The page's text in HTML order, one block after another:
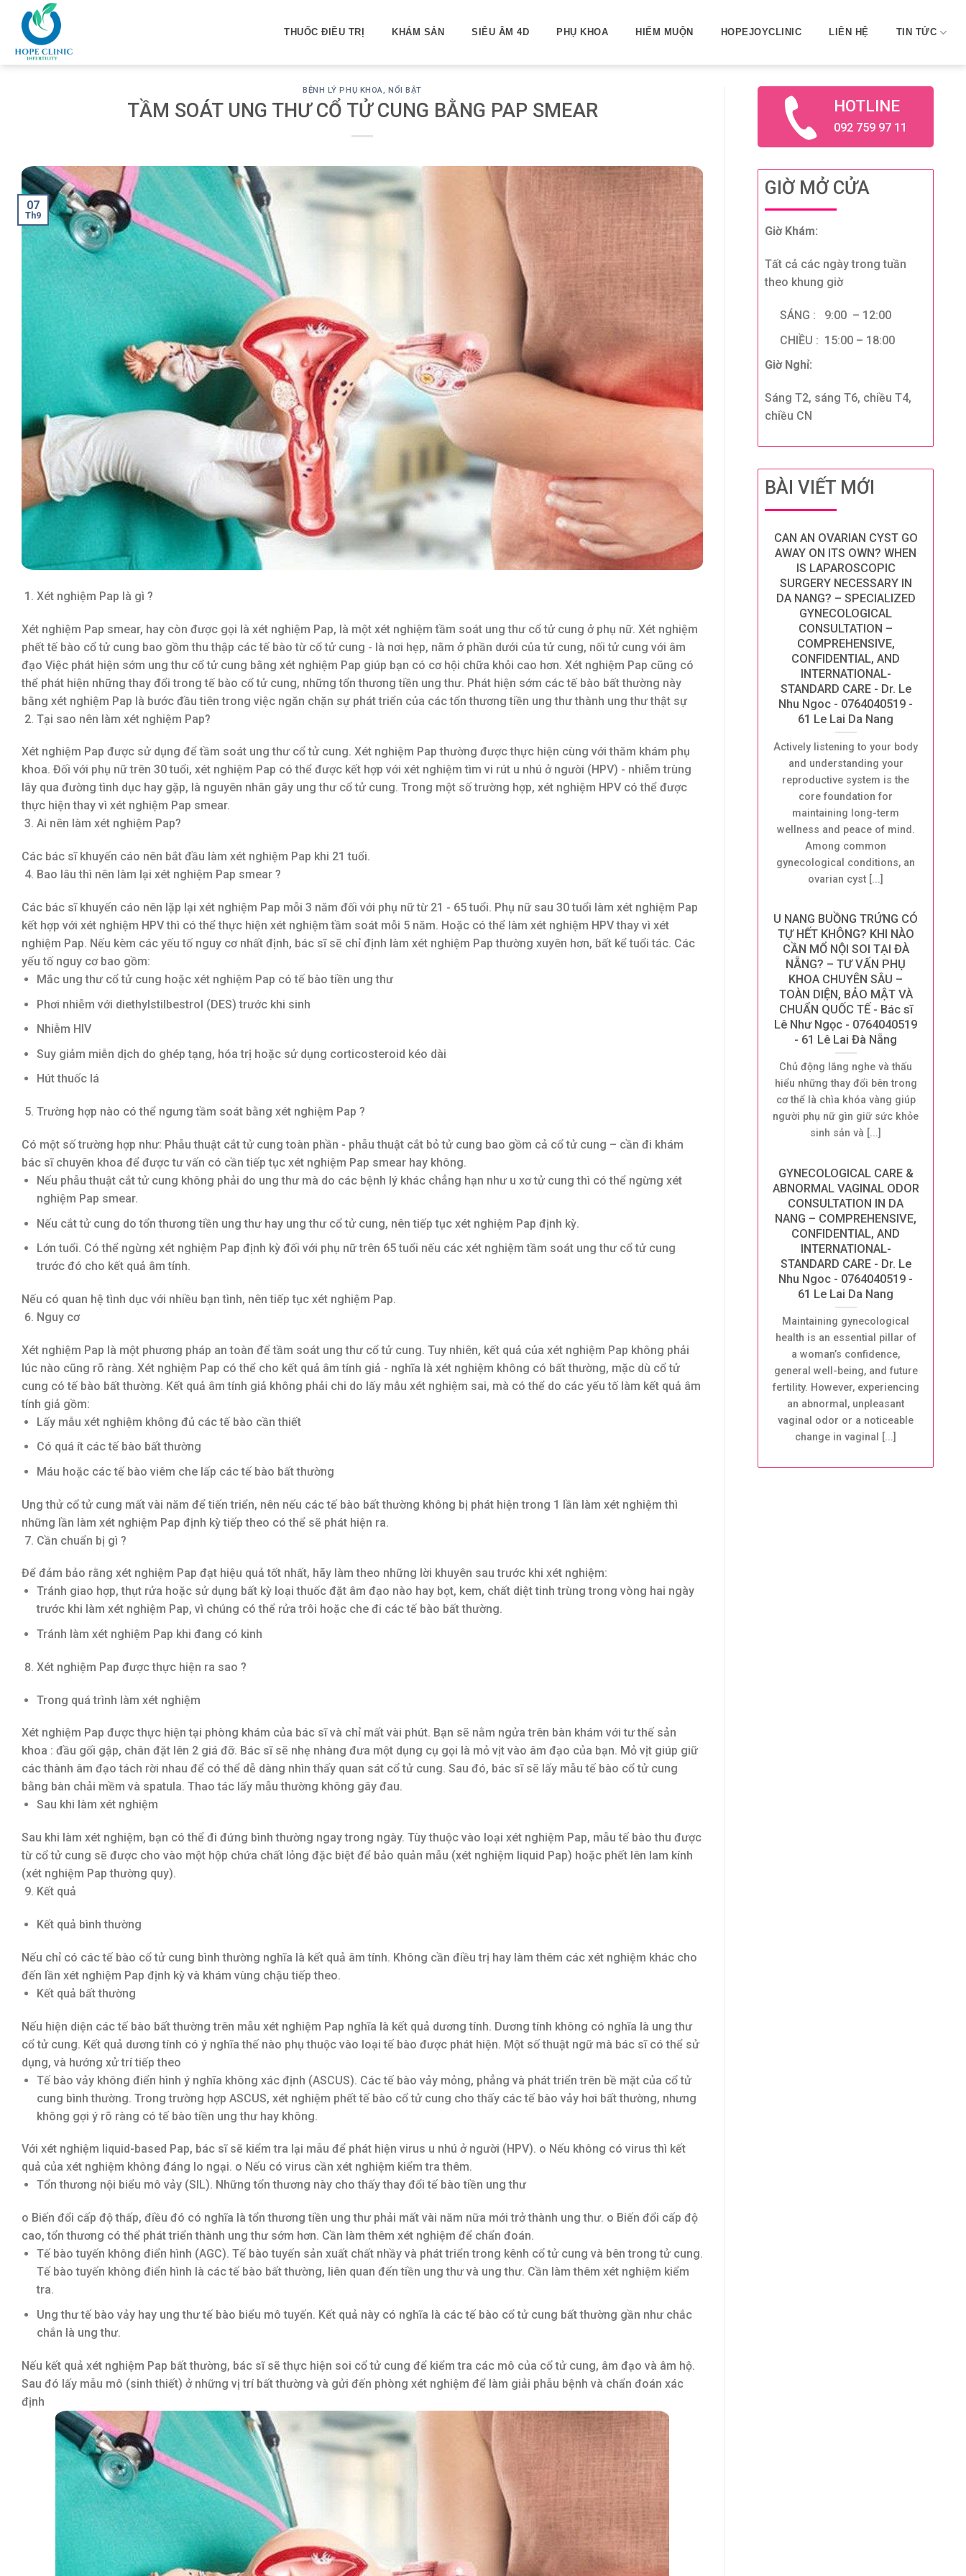
content
THUỐC ĐIỀU TRỊ KHÁM SẢN SIÊU ÂM 4D PHỤ KHOA HIẾM MUỘN HOPEJOYCLINIC LIÊN HỆ TIN TỨC
BỆNH LÝ PHỤ KHOA,NỔI BẬT
TẦM SOÁT UNG THƯ CỔ TỬ CUNG BẰNG PAP SMEAR
07
Th9
Xét nghiệm Pap là gì ?
Xét nghiệm Pap smear, hay còn được gọi là xét nghiệm Pap, là một xét nghiệm tầm soát ung thư cổ tử cung ở phụ nữ. Xét nghiệm
phết tế bào cổ tử cung bao gồm thu thập các tế bào từ cổ tử cung - là nơi hẹp, nằm ở phần dưới của tử cung, nối tử cung với âm
đạo Việc phát hiện sớm ung thư cổ tử cung bằng xét nghiệm Pap giúp bạn có cơ hội chữa khỏi cao hơn. Xét nghiệm Pap cũng có
thể phát hiện những thay đổi trong tế bào cổ tử cung, những tổn thương tiền ung thư. Phát hiện sớm các tế bào bất thường này
bằng xét nghiệm Pap là bước đầu tiên trong việc ngăn chặn sự phát triển của các tổn thương tiền ung thư thành ung thư thật sự
Tại sao nên làm xét nghiệm Pap?
Xét nghiệm Pap được sử dụng để tầm soát ung thư cổ tử cung. Xét nghiệm Pap thường được thực hiện cùng với thăm khám phụ
khoa. Đối với phụ nữ trên 30 tuổi, xét nghiệm Pap có thể được kết hợp với xét nghiệm tìm vi rút u nhú ở người (HPV) - nhiễm trùng
lây qua đường tình dục hay gặp, là nguyên nhân gây ung thư cổ tử cung. Trong một số trường hợp, xét nghiệm HPV có thể được
thực hiện thay vì xét nghiệm Pap smear.
Ai nên làm xét nghiệm Pap?
Các bác sĩ khuyến cáo nên bắt đầu làm xét nghiệm Pap khi 21 tuổi.
Bao lâu thì nên làm lại xét nghiệm Pap smear ?
Các bác sĩ khuyến cáo nên lặp lại xét nghiệm Pap mỗi 3 năm đối với phụ nữ từ 21 - 65 tuổi. Phụ nữ sau 30 tuổi làm xét nghiệm Pap
kết hợp với xét nghiệm HPV thì có thể thực hiện xét nghiệm tầm soát mỗi 5 năm. Hoặc có thể làm xét nghiệm HPV thay vì xét
nghiệm Pap. Nếu kèm các yếu tố nguy cơ nhất định, bác sĩ sẽ chỉ định làm xét nghiệm Pap thường xuyên hơn, bất kể tuổi tác. Các
yếu tố nguy cơ bao gồm:
Mắc ung thư cổ tử cung hoặc xét nghiệm Pap có tế bào tiền ung thư
Phơi nhiễm với diethylstilbestrol (DES) trước khi sinh
Nhiễm HIV
Suy giảm miễn dịch do ghép tạng, hóa trị hoặc sử dụng corticosteroid kéo dài
Hút thuốc lá
Trường hợp nào có thể ngưng tầm soát bằng xét nghiệm Pap ?
Có một số trường hợp như: Phẫu thuật cắt tử cung toàn phần - phẫu thuật cắt bỏ tử cung bao gồm cả cổ tử cung – cần đi khám
bác sĩ chuyên khoa để được tư vấn có cần tiếp tục xét nghiệm Pap smear hay không.
Nếu phẫu thuật cắt tử cung không phải do ung thư mà do các bệnh lý khác chẳng hạn như u xơ tử cung thì có thể ngừng xét
nghiệm Pap smear.
Nếu cắt tử cung do tổn thương tiền ung thư hay ung thư cổ tử cung, nên tiếp tục xét nghiệm Pap định kỳ.
Lớn tuổi. Có thể ngừng xét nghiệm Pap định kỳ đối với phụ nữ trên 65 tuổi nếu các xét nghiệm tầm soát ung thư cổ tử cung
trước đó cho kết quả âm tính.
Nếu có quan hệ tình dục với nhiều bạn tình, nên tiếp tục xét nghiệm Pap.
Nguy cơ
Xét nghiệm Pap là một phương pháp an toàn để tầm soát ung thư cổ tử cung. Tuy nhiên, kết quả của xét nghiệm Pap không phải
lúc nào cũng rõ ràng. Xét nghiệm Pap có thể cho kết quả âm tính giả - nghĩa là xét nghiệm không có bất thường, mặc dù cổ tử
cung có tế bào bất thường. Kết quả âm tính giả không phải chi do lấy mẫu xét nghiệm sai, mà có thể do các yếu tố làm kết quả âm
tính giả gồm:
Lấy mẫu xét nghiệm không đủ các tế bào cần thiết
Có quá ít các tế bào bất thường
Máu hoặc các tế bào viêm che lấp các tế bào bất thường
Ung thử cổ tử cung mất vài năm để tiến triển, nên nếu các tế bào bất thường không bị phát hiện trong 1 lần làm xét nghiệm thì
những lần làm xét nghiệm Pap định kỳ tiếp theo có thể sẽ phát hiện ra.
Cần chuẩn bị gì ?
Để đảm bảo rằng xét nghiệm Pap đạt hiệu quả tốt nhất, hãy làm theo những lời khuyên sau trước khi xét nghiệm:
Tránh giao hợp, thụt rửa hoặc sử dụng bất kỳ loại thuốc đặt âm đạo nào hay bọt, kem, chất diệt tinh trùng trong vòng hai ngày
trước khi làm xét nghiệm Pap, vì chúng có thể rửa trôi hoặc che đi các tế bào bất thường.
Tránh làm xét nghiệm Pap khi đang có kinh
Xét nghiệm Pap được thực hiện ra sao ?
Trong quá trình làm xét nghiệm
Xét nghiệm Pap được thực hiện tại phòng khám của bác sĩ và chỉ mất vài phút. Bạn sẽ nằm ngửa trên bàn khám với tư thế sản
khoa : đầu gối gập, chân đặt lên 2 giá đỡ. Bác sĩ sẽ nhẹ nhàng đưa một dụng cụ gọi là mỏ vịt vào âm đạo của bạn. Mỏ vịt giúp giữ
các thành âm đạo tách rời nhau để có thể dễ dàng nhìn thấy quan sát cổ tử cung. Sau đó, bác sĩ sẽ lấy mẫu tế bào cổ tử cung
bằng bàn chải mềm và spatula. Thao tác lấy mẫu thường không gây đau.
Sau khi làm xét nghiệm
Sau khi làm xét nghiệm, bạn có thể đi đứng bình thường ngay trong ngày. Tùy thuộc vào loại xét nghiệm Pap, mẫu tế bào thu được
từ cổ tử cung sẽ được cho vào một hộp chứa chất lỏng đặc biệt để bảo quản mẫu (xét nghiệm liquid Pap) hoặc phết lên lam kính
(xét nghiệm Pap thường quy).
Kết quả
Kết quả bình thường
Nếu chỉ có các tế bào cổ tử cung bình thường nghĩa là kết quả âm tính. Không cần điều trị hay làm thêm các xét nghiệm khác cho
đến lần xét nghiệm Pap định kỳ và khám vùng chậu tiếp theo.
Kết quả bất thường
Nếu hiện diện các tế bào bất thường trên mẫu xét nghiệm Pap nghĩa là kết quả dương tính. Dương tính không có nghĩa là ung thư
cổ tử cung. Kết quả dương tính có ý nghĩa thế nào phụ thuộc vào loại tế bào được phát hiện. Một số thuật ngữ mà bác sĩ có thể sử
dụng, và hướng xử trí tiếp theo
Tế bào vảy không điển hình ý nghĩa không xác định (ASCUS). Các tế bào vảy mỏng, phẳng và phát triển trên bề mặt của cổ tử
cung bình thường. Trong trường hợp ASCUS, xét nghiệm phết tế bào cổ tử cung cho thấy các tế bào vảy hơi bất thường, nhưng
không gợi ý rõ ràng có tế bào tiền ung thư hay không.
Với xét nghiệm liquid-based Pap, bác sĩ sẽ kiểm tra lại mẫu để phát hiện virus u nhú ở người (HPV). o Nếu không có virus thì kết
quả của xét nghiệm không đáng lo ngại. o Nếu có virus cần xét nghiệm kiểm tra thêm.
Tổn thương nội biểu mô vảy (SIL). Những tổn thương này cho thấy thay đổi tế bào tiền ung thư
o Biến đổi cấp độ thấp, điều đó có nghĩa là tổn thương tiền ung thư phải mất vài năm nữa mới trở thành ung thư. o Biến đổi cấp độ
cao, tổn thương có thể phát triển thành ung thư sớm hơn. Cần làm thêm xét nghiệm để chẩn đoán.
Tế bào tuyến không điển hình (AGC). Tế bào tuyến sản xuất chất nhầy và phát triển trong kênh cổ tử cung và bên trong tử cung.
Tế bào tuyến không điển hình là các tế bào bất thường, liên quan đến tiền ung thư và ung thư. Cần làm thêm xét nghiệm kiểm
tra.
Ung thư tế bào vảy hay ung thư tế bào biểu mô tuyến. Kết quả này có nghĩa là các tế bào cổ tử cung bất thường gần như chắc
chắn là ung thư.
Nếu kết quả xét nghiệm Pap bất thường, bác sĩ sẽ thực hiện soi cổ tử cung để kiểm tra các mô của cổ tử cung, âm đạo và âm hộ.
Sau đó lấy mẫu mô (sinh thiết) ở những vị trí bất thường và gửi đến phòng xét nghiệm để làm giải phẫu bệnh và chẩn đoán xác
định
HOTLINE
092 759 97 11
GIỜ MỞ CỬA
Giờ Khám:
Tất cả các ngày trong tuần
theo khung giờ
SÁNG : 9:00 – 12:00
CHIỀU : 15:00 – 18:00
Giờ Nghỉ:
Sáng T2, sáng T6, chiều T4,
chiều CN
BÀI VIẾT MỚI
CAN AN OVARIAN CYST GO
AWAY ON ITS OWN? WHEN
IS LAPAROSCOPIC
SURGERY NECESSARY IN
DA NANG? – SPECIALIZED
GYNECOLOGICAL
CONSULTATION –
COMPREHENSIVE,
CONFIDENTIAL, AND
INTERNATIONAL-
STANDARD CARE - Dr. Le
Nhu Ngoc - 0764040519 -
61 Le Lai Da Nang
Actively listening to your body
and understanding your
reproductive system is the
core foundation for
maintaining long-term
wellness and peace of mind.
Among common
gynecological conditions, an
ovarian cyst [...]
U NANG BUỒNG TRỨNG CÓ
TỰ HẾT KHÔNG? KHI NÀO
CẦN MỔ NỘI SOI TẠI ĐÀ
NẴNG? – TƯ VẤN PHỤ
KHOA CHUYÊN SÂU –
TOÀN DIỆN, BẢO MẬT VÀ
CHUẨN QUỐC TẾ - Bác sĩ
Lê Như Ngọc - 0764040519
- 61 Lê Lai Đà Nẵng
Chủ động lắng nghe và thấu
hiểu những thay đổi bên trong
cơ thể là chìa khóa vàng giúp
người phụ nữ gìn giữ sức khỏe
sinh sản và [...]
GYNECOLOGICAL CARE &
ABNORMAL VAGINAL ODOR
CONSULTATION IN DA
NANG – COMPREHENSIVE,
CONFIDENTIAL, AND
INTERNATIONAL-
STANDARD CARE - Dr. Le
Nhu Ngoc - 0764040519 -
61 Le Lai Da Nang
Maintaining gynecological
health is an essential pillar of
a woman’s confidence,
general well-being, and future
fertility. However, experiencing
an abnormal, unpleasant
vaginal odor or a noticeable
change in vaginal [...]